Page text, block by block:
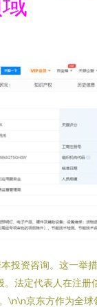
资咨询。这一举
法定代表人在注
京东方作为全